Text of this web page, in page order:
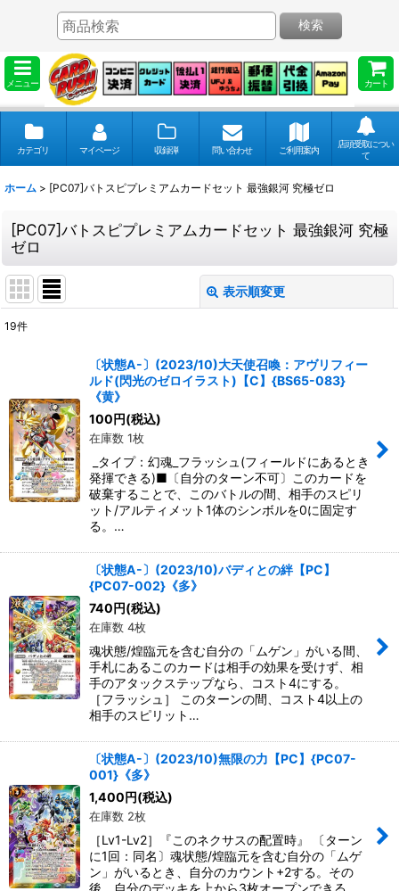
メニュー カート
検索
カテゴリ マイページ 収録弾 問い合わせ ご利用案内
店頭受取につい
て
ホーム > [PC07]バトスピプレミアムカードセット 最強銀河 究極ゼロ
[PC07]バトスピプレミアムカードセット 最強銀河 究極
ゼロ
表示順変更
19件
〔状態A-〕(2023/10)大天使召喚：アヴリフィー
ルド(閃光のゼロイラスト)【C】{BS65-083}
《黄》
100 円(税込)
在庫数 1枚
_タイプ：幻魂_フラッシュ(フィールドにあるとき
発揮できる)■〔自分のターン不可〕このカードを
破棄することで、このバトルの間、相手のスピリ
ット/アルティメット1体のシンボルを0に固定す
る。…
〔状態A-〕(2023/10)バディとの絆【PC】
{PC07-002}《多》
740 円(税込)
在庫数 4枚
魂状態/煌臨元を含む自分の「ムゲン」がいる間、
手札にあるこのカードは相手の効果を受けず、相
手のアタックステップなら、コスト4にする。
［フラッシュ］ このターンの間、コスト4以上の
相手のスピリット…
〔状態A-〕(2023/10)無限の力【PC】{PC07-
001}《多》
1,400 円(税込)
在庫数 2枚
［Lv1-Lv2］『このネクサスの配置時』 〔ターン
に1回：同名〕魂状態/煌臨元を含む自分の「ムゲ
ン」がいるとき、自分のカウント+2する。その